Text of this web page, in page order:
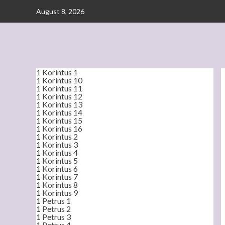
August 8, 2026
1 Korintus 1
1 Korintus 10
1 Korintus 11
1 Korintus 12
1 Korintus 13
1 Korintus 14
1 Korintus 15
1 Korintus 16
1 Korintus 2
1 Korintus 3
1 Korintus 4
1 Korintus 5
1 Korintus 6
1 Korintus 7
1 Korintus 8
1 Korintus 9
1 Petrus 1
1 Petrus 2
1 Petrus 3